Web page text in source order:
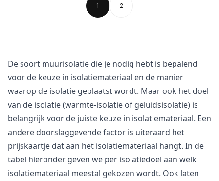
1 2
De soort muurisolatie die je nodig hebt is bepalend
voor de keuze in isolatiemateriaal en de manier
waarop de isolatie geplaatst wordt. Maar ook het doel
van de isolatie (warmte-isolatie of geluidsisolatie) is
belangrijk voor de juiste keuze in isolatiemateriaal. Een
andere doorslaggevende factor is uiteraard het
prijskaartje dat aan het isolatiemateriaal hangt. In de
tabel hieronder geven we per isolatiedoel aan welk
isolatiemateriaal meestal gekozen wordt. Ook laten